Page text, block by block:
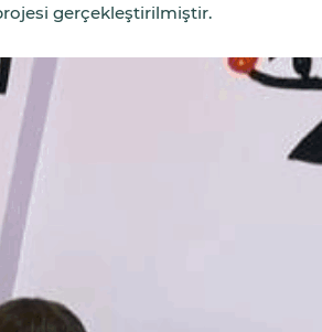
projesi gerçekleştirilmiştir.